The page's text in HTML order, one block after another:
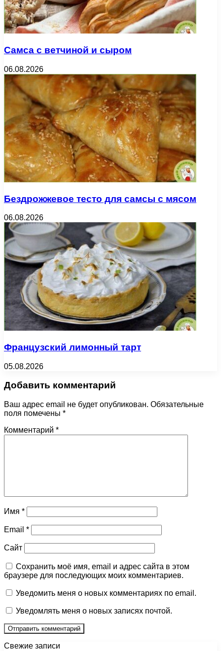
Самса с ветчиной и сыром
06.08.2026
Бездрожжевое тесто для самсы с мясом
06.08.2026
Французский лимонный тарт
05.08.2026
Добавить комментарий
Ваш адрес email не будет опубликован. Обязательные
поля помечены *
Комментарий *
Имя *
Email *
Сайт
Сохранить моё имя, email и адрес сайта в этом
браузере для последующих моих комментариев.
Уведомить меня о новых комментариях по email.
Уведомлять меня о новых записях почтой.
Свежие записи